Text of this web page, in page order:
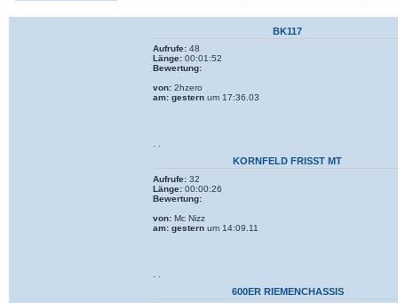
BK117
Aufrufe:48
Länge:00:01:52
Bewertung:
von:2hzero
am: gesternum 17:36.03
· ·
KORNFELD FRISST MT
Aufrufe:32
Länge:00:00:26
Bewertung:
von:Mc Nizz
am: gesternum 14:09.11
· ·
600ER RIEMENCHASSIS